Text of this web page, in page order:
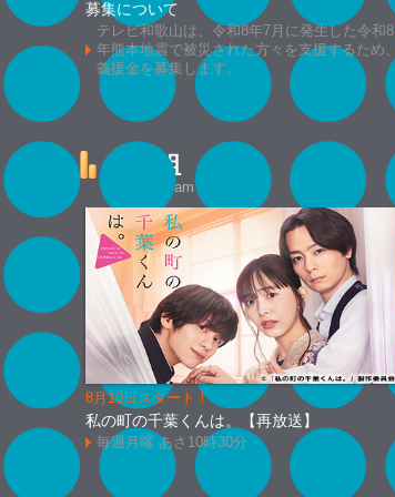
募集について
テレビ和歌山は、令和8年7月に発生した令和8
年熊本地震で被災された方々を支援するため、
義援金を募集します。
新番組
New Program
8月10日スタート！
私の町の千葉くんは。【再放送】
毎週月曜 あさ10時30分